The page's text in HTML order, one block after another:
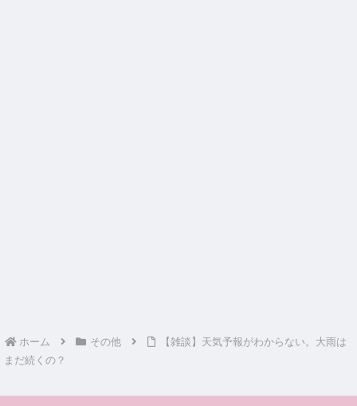
ホーム その他
【雑談】天気予報がわからない。大雨は
まだ続くの？